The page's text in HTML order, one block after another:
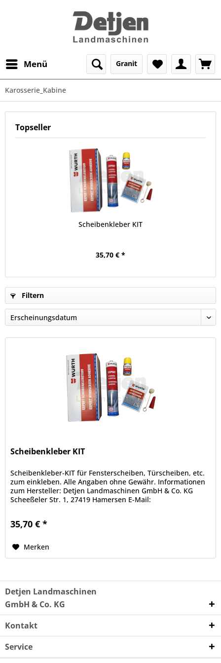
Menü Granit
Karosserie_Kabine
Topseller
Scheibenkleber KIT
35,70 € *
Filtern
Scheibenkleber KIT
Scheibenkleber-KIT für Fensterscheiben, Türscheiben, etc.
zum einkleben. Alle Angaben ohne Gewähr. Informationen
zum Hersteller: Detjen Landmaschinen GmbH & Co. KG
Scheeßeler Str. 1, 27419 Hamersen E-Mail:
35,70 € *
Merken
Detjen Landmaschinen
GmbH & Co. KG
Kontakt
Service